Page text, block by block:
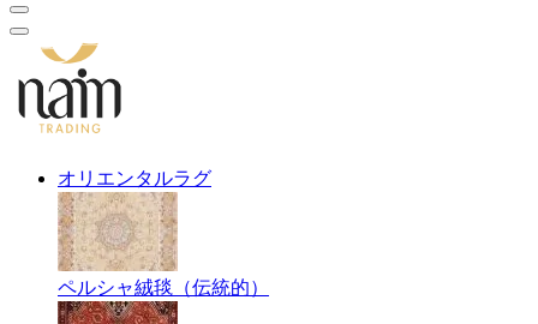
オリエンタルラグ
ペルシャ絨毯（伝統的）